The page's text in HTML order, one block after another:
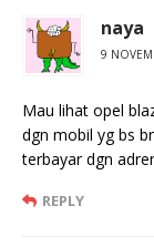
naya
9
Mau lihat opel
dgn mobil yg bs
terbayar dgn
REPLY